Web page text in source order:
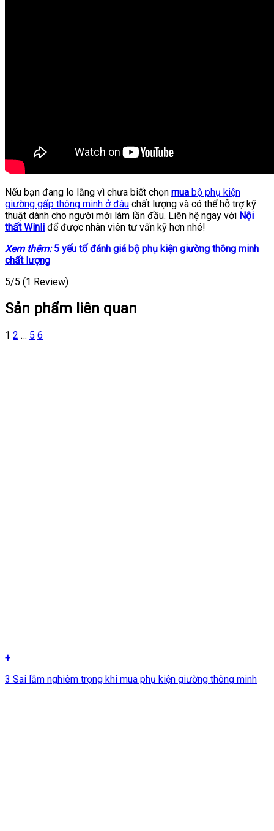
Nếu bạn đang lo lắng vì chưa biết chọn mua bộ phụ kiện
giường gấp thông minh ở đâu chất lượng và có thể hỗ trợ kỹ
thuật dành cho người mới làm lần đầu. Liên hệ ngay với Nội
thất Winli để được nhân viên tư vấn kỹ hơn nhé!
Xem thêm: 5 yếu tố đánh giá bộ phụ kiện giường thông minh
chất lượng
5/5 (1 Review)
Sản phẩm liên quan
1 2 … 5 6
+
3 Sai lầm nghiêm trọng khi mua phụ kiện giường thông minh